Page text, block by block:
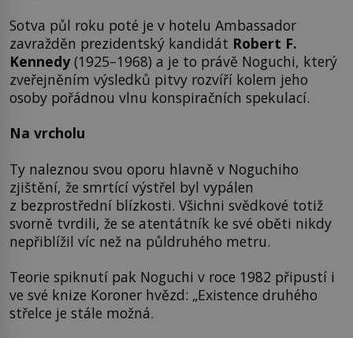
Sotva půl roku poté je v hotelu Ambassador
zavražděn prezidentský kandidát Robert F.
Kennedy(1925–1968) a je to právě Noguchi, který
zveřejněním výsledků pitvy rozvíří kolem jeho
osoby pořádnou vlnu konspiračních spekulací.
Na vrcholu
Ty naleznou svou oporu hlavně v Noguchiho
zjištění, že smrtící výstřel byl vypálen
z bezprostřední blízkosti. Všichni svědkové totiž
svorně tvrdili, že se atentátník ke své oběti nikdy
nepřiblížil víc než na půldruhého metru.
Teorie spiknutí pak Noguchi v roce 1982 připustí i
ve své knize Koroner hvězd: „Existence druhého
střelce je stále možná.